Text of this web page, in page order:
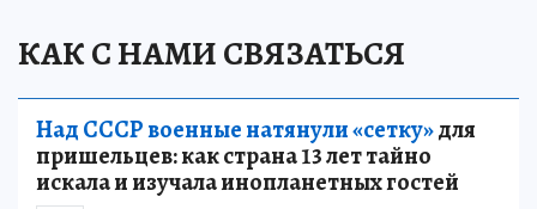
КАК С НАМИ СВЯЗАТЬСЯ
Над СССР военные натянули «сетку»для
пришельцев: как страна 13 лет тайно
искала и изучала инопланетных гостей